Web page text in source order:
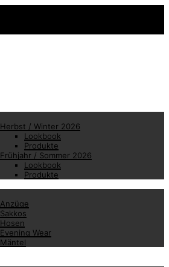
Herbst / Winter 2026
Lookbook
Produkte
Frühjahr / Sommer 2026
Lookbook
Produkte
Anzüge
Sakkos
Hosen
Evening Wear
Mäntel